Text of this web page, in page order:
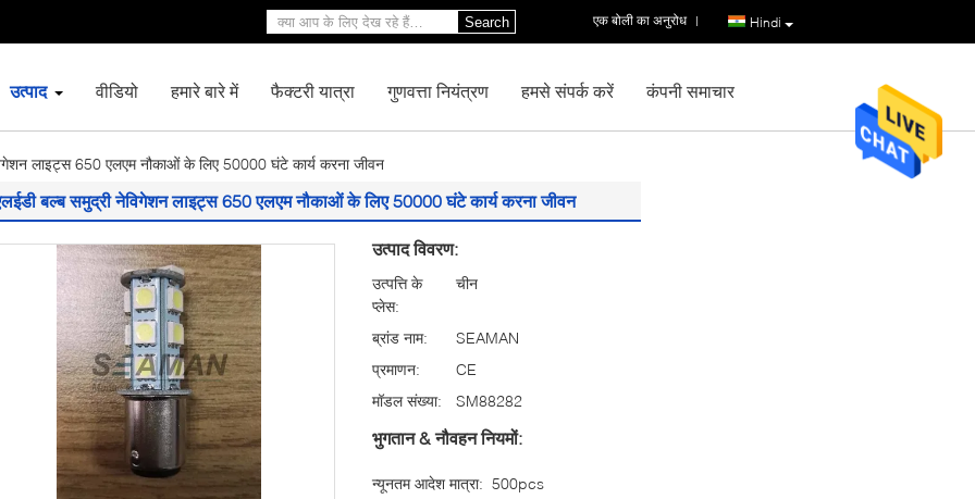
Hindi
एक बोली का अनुरोध |
Search
उत्पाद वीडियो हमारे बारे में फैक्टरी यात्रा गुणवत्ता नियंत्रण हमसे संपर्क करें कंपनी समाचार
लाइट्स 650 एलएम नौकाओं के लिए 50000 घंटे कार्य करना जीवन
बल्ब समुद्री नेविगेशन लाइट्स 650 एलएम नौकाओं के लिए 50000 घंटे कार्य करना जीवन
उत्पाद विवरण:
उत्पत्ति के
प्लेस:
चीन
ब्रांड नाम:
SEAMAN
प्रमाणन:
CE
मॉडल संख्या:
SM88282
भुगतान & नौवहन नियमों:
न्यूनतम आदेश मात्रा: 500pcs